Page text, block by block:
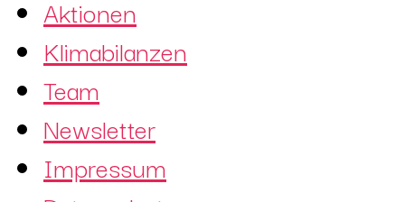
Aktionen
Klimabilanzen
Team
Newsletter
Impressum